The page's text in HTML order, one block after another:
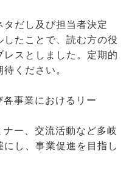
タだし及び担当者決定
たことで、読む方の役
スとしました。定期的
ください。
事業におけるリー
ー、交流活動など多岐
し、事業促進を目指し